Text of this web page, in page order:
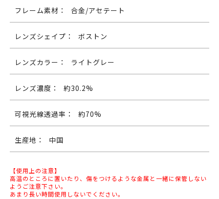
フレーム素材： 合金/アセテート
レンズシェイプ： ボストン
レンズカラー： ライトグレー
レンズ濃度： 約30.2%
可視光線透過率： 約70%
生産地： 中国
【使用上の注意】
高温のところに置いたり、傷をつけるような金属と一緒に保管しない
ようご注意下さい。
あまり長い時間使用しないでください。